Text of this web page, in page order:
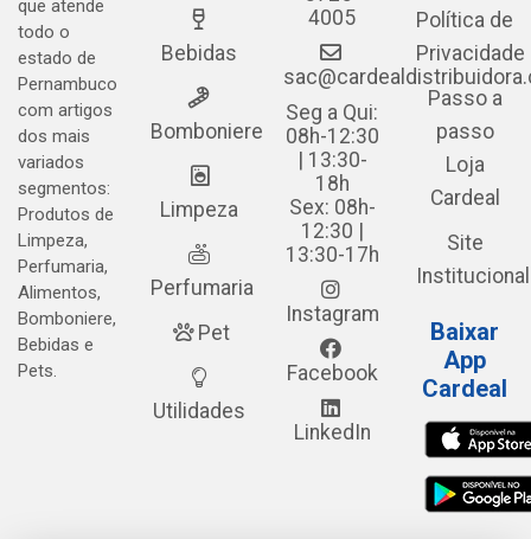
que atende
todo o
estado de
Pernambuco
com artigos
dos mais
variados
segmentos:
Produtos de
Limpeza,
Perfumaria,
Alimentos,
Bomboniere,
Bebidas e
Pets.
Bebidas
Bomboniere
Limpeza
Perfumaria
Pet
Utilidades
4005
Seg a Qui:
08h-12:30
| 13:30-
18h
Sex: 08h-
12:30 |
13:30-17h
Instagram
Facebook
LinkedIn
Política de
Privacidade
Passo a
passo
Loja
Cardeal
Site
Institucional
Baixar
App
Cardeal